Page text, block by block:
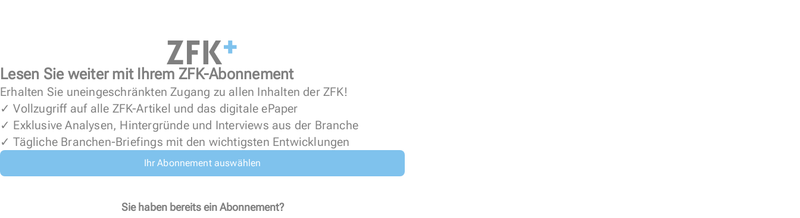
Lesen Sie weiter mit Ihrem ZFK-Abonnement
Erhalten Sie uneingeschränkten Zugang zu allen Inhalten der ZFK!
✓ Vollzugriff auf alle ZFK-Artikel und das digitale ePaper
✓ Exklusive Analysen, Hintergründe und Interviews aus der Branche
✓ Tägliche Branchen-Briefings mit den wichtigsten Entwicklungen
Ihr Abonnement auswählen
Sie haben bereits ein Abonnement?